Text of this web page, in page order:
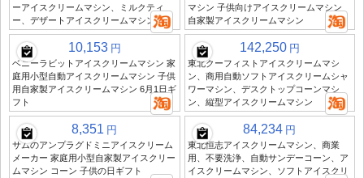
ーアイスクリームマシン、ミルクティ
ー、デザートアイスクリームマシン
マシン 子供向けアイスクリームマシン
自家製アイスクリームマシン
10,153 円
ベニーラビットアイスクリームマシン 家
庭用小型自動アイスクリームマシン 子供
用自家製アイスクリームマシン 6月1日ギ
フト
142,250 円
東北クーフィストアイスクリームマシ
ン、商用自動ソフトアイスクリームシャ
ワーマシン、デスクトップコーンマシ
ン、縦型アイスクリームマシン
8,351 円
サムのアンプラグドミニアイスクリーム
メーカー 家庭用小型自家製アイスクリー
ムマシン コーン 子供の日ギフト
84,234 円
東北恒志アイスクリームマシン、商業
用、不要洗浄、自動サンデーコーン、ア
イスクリームマシン、ソフトアイスクリ